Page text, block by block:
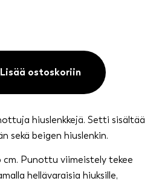
Lisää ostoskoriin
hiuslenkkejä. Setti sisältää
sekä beigen hiuslenkin.
cm. Punottu viimeistely tekee
hellävaraisia hiuksille,